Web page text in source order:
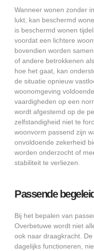
Wanneer wonen zonder
lukt, kan beschermd
is beschermd wonen
voordat een lichtere
bovendien worden
of andere betrokkenen
hoe het gaat, kan
de situatie opnieuw
woonomgeving
vaardigheden op een
wordt afgestemd op de
zelfstandigheid niet te
woonvorm passend zijn
onvoldoende zekerheid
worden onderzocht of
stabiliteit te verliezen.
Passende
Bij het bepalen van
Overbetuwe wordt niet
ook naar draagkracht.
dagelijks functioneren,